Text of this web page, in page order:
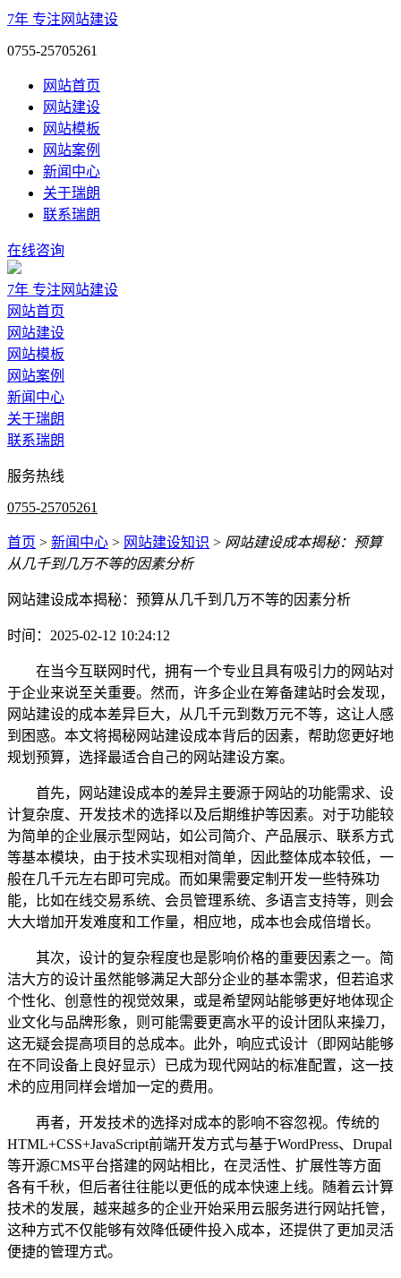
7年 专注网站建设
0755-25705261
网站首页
网站建设
网站模板
网站案例
新闻中心
关于瑞朗
联系瑞朗
在线咨询
7年 专注网站建设
网站首页
网站建设
网站模板
网站案例
新闻中心
关于瑞朗
联系瑞朗
服务热线
0755-25705261
首页 > 新闻中心 > 网站建设知识 > 网站建设成本揭秘：预算
从几千到几万不等的因素分析
网站建设成本揭秘：预算从几千到几万不等的因素分析
时间：2025-02-12 10:24:12
在当今互联网时代，拥有一个专业且具有吸引力的网站对
于企业来说至关重要。然而，许多企业在筹备建站时会发现，
网站建设的成本差异巨大，从几千元到数万元不等，这让人感
到困惑。本文将揭秘网站建设成本背后的因素，帮助您更好地
规划预算，选择最适合自己的网站建设方案。
首先，网站建设成本的差异主要源于网站的功能需求、设
计复杂度、开发技术的选择以及后期维护等因素。对于功能较
为简单的企业展示型网站，如公司简介、产品展示、联系方式
等基本模块，由于技术实现相对简单，因此整体成本较低，一
般在几千元左右即可完成。而如果需要定制开发一些特殊功
能，比如在线交易系统、会员管理系统、多语言支持等，则会
大大增加开发难度和工作量，相应地，成本也会成倍增长。
其次，设计的复杂程度也是影响价格的重要因素之一。简
洁大方的设计虽然能够满足大部分企业的基本需求，但若追求
个性化、创意性的视觉效果，或是希望网站能够更好地体现企
业文化与品牌形象，则可能需要更高水平的设计团队来操刀，
这无疑会提高项目的总成本。此外，响应式设计（即网站能够
在不同设备上良好显示）已成为现代网站的标准配置，这一技
术的应用同样会增加一定的费用。
再者，开发技术的选择对成本的影响不容忽视。传统的
HTML+CSS+JavaScript前端开发方式与基于WordPress、Drupal
等开源CMS平台搭建的网站相比，在灵活性、扩展性等方面
各有千秋，但后者往往能以更低的成本快速上线。随着云计算
技术的发展，越来越多的企业开始采用云服务进行网站托管，
这种方式不仅能够有效降低硬件投入成本，还提供了更加灵活
便捷的管理方式。